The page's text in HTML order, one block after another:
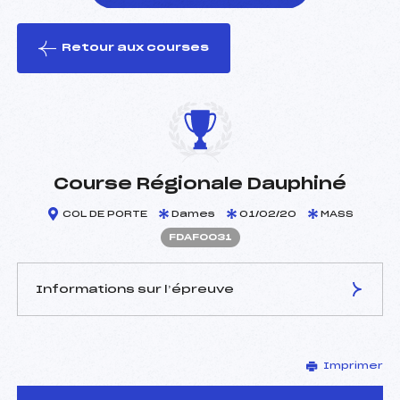
le ski
Retour aux courses
Course Régionale Dauphiné
COL DE PORTE Dames 01/02/20 MASS
FDAF0031
Informations sur l’épreuve
ANDREANI DAMIEN (DA)
D.T Adjoint :
–
Imprimer